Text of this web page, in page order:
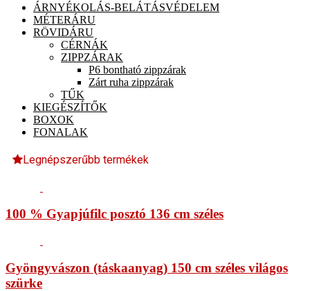
ÁRNYÉKOLÁS-BELÁTÁSVÉDELEM
MÉTERÁRU
RÖVIDÁRU
CÉRNÁK
ZIPPZÁRAK
P6 bontható zippzárak
Zárt ruha zippzárak
TŰK
KIEGÉSZÍTŐK
BOXOK
FONALAK
Legnépszerűbb termékek
100 % Gyapjúfilc posztó 136 cm széles
Gyöngyvászon (táskaanyag) 150 cm széles világos
szürke